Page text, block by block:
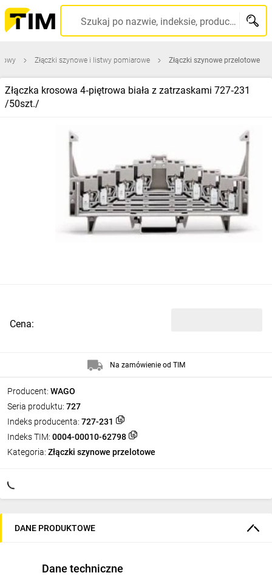
Szukaj po nazwie, indeksie, producencie, kodzie kreskowym...
Złączki szynowe i listwy pomiarowe Złączki szynowe przelotowe
Złączka krosowa 4‑piętrowa biała z zatrzaskami 727‑231
/50szt./
Producent: WAGO
Seria produktu: 727
Indeks producenta: 727-231
Indeks TIM: 0004-00010-62798
Kategoria: Złączki szynowe przelotowe
Cena:
Na zamówienie od TIM
DANE PRODUKTOWE
Dane techniczne